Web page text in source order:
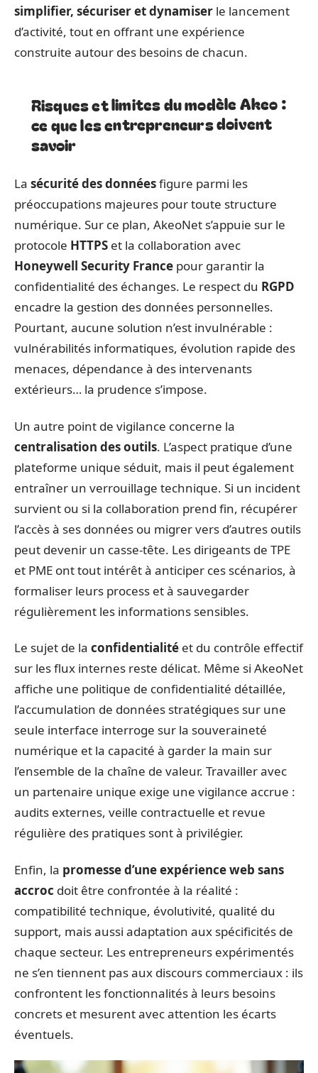
simplifier, sécuriser et dynamiser le lancement
d’activité, tout en offrant une expérience
construite autour des besoins de chacun.
Risques et limites du modèle Akeo :
ce que les entrepreneurs doivent
savoir
La sécurité des donnéesfigure parmi les
préoccupations majeures pour toute structure
numérique. Sur ce plan, AkeoNet s’appuie sur le
protocole HTTPS et la collaboration avec
Honeywell Security France pour garantir la
confidentialité des échanges. Le respect du RGPD
encadre la gestion des données personnelles.
Pourtant, aucune solution n’est invulnérable :
vulnérabilités informatiques, évolution rapide des
menaces, dépendance à des intervenants
extérieurs… la prudence s’impose.
Un autre point de vigilance concerne la
centralisation des outils. L’aspect pratique d’une
plateforme unique séduit, mais il peut également
entraîner un verrouillage technique. Si un incident
survient ou si la collaboration prend fin, récupérer
l’accès à ses données ou migrer vers d’autres outils
peut devenir un casse-tête. Les dirigeants de TPE
et PME ont tout intérêt à anticiper ces scénarios, à
formaliser leurs process et à sauvegarder
régulièrement les informations sensibles.
Le sujet de la confidentialité et du contrôle effectif
sur les flux internes reste délicat. Même si AkeoNet
affiche une politique de confidentialité détaillée,
l’accumulation de données stratégiques sur une
seule interface interroge sur la souveraineté
numérique et la capacité à garder la main sur
l’ensemble de la chaîne de valeur. Travailler avec
un partenaire unique exige une vigilance accrue :
audits externes, veille contractuelle et revue
régulière des pratiques sont à privilégier.
Enfin, la promesse d’une expérience web sans
accroc doit être confrontée à la réalité :
compatibilité technique, évolutivité, qualité du
support, mais aussi adaptation aux spécificités de
chaque secteur. Les entrepreneurs expérimentés
ne s’en tiennent pas aux discours commerciaux : ils
confrontent les fonctionnalités à leurs besoins
concrets et mesurent avec attention les écarts
éventuels.